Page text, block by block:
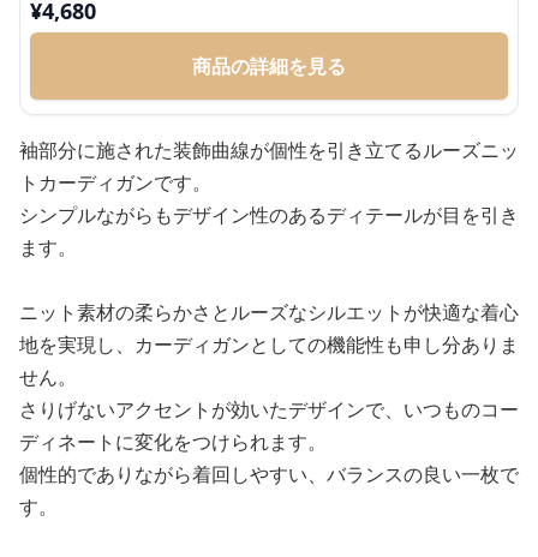
¥4,680
商品の詳細を見る
袖部分に施された装飾曲線が個性を引き立てるルーズニッ
トカーディガンです。
シンプルながらもデザイン性のあるディテールが目を引き
ます。
ニット素材の柔らかさとルーズなシルエットが快適な着心
地を実現し、カーディガンとしての機能性も申し分ありま
せん。
さりげないアクセントが効いたデザインで、いつものコー
ディネートに変化をつけられます。
個性的でありながら着回しやすい、バランスの良い一枚で
す。